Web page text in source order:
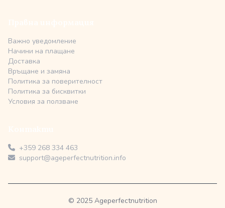
Важно уведомление
Начини на плащане
Доставка
Връщане и замяна
Политика за поверителност
Политика за бисквитки
Условия за ползване
+359 268 334 463
support@ageperfectnutrition.info
© 2025 Ageperfectnutrition